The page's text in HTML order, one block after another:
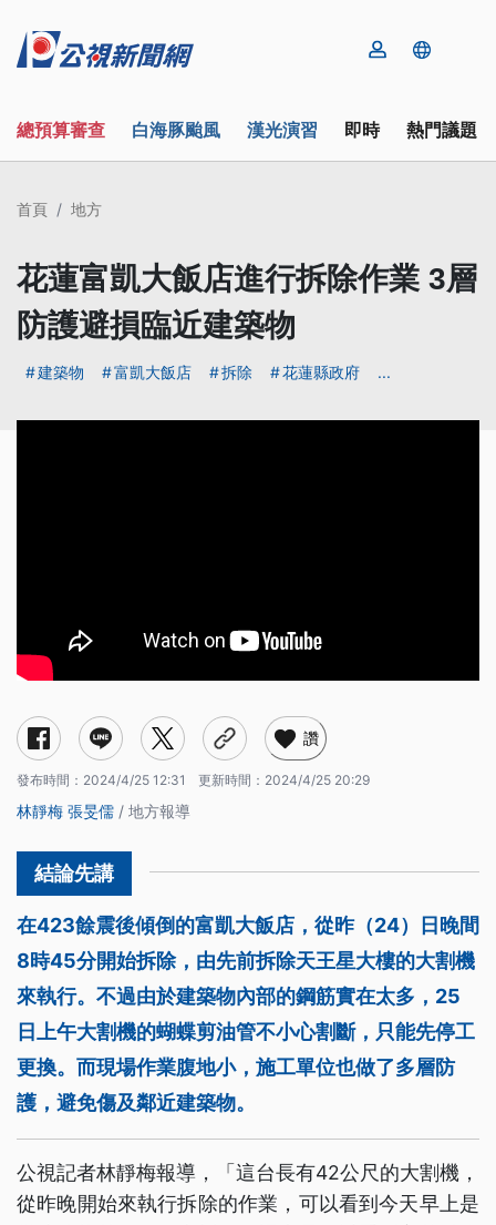
總預算審查 白海豚颱風 漢光演習 即時 熱門議題
首頁 地方
花蓮富凱大飯店進行拆除作業 3層
防護避損臨近建築物
建築物 富凱大飯店 拆除 花蓮縣政府 ...
讚
發布時間： 2024/4/25 12:31 更新時間： 2024/4/25 20:29
林靜梅 張旻儒 / 地方報導
在423餘震後傾倒的富凱大飯店，從昨（24）日晚間
8時45分開始拆除，由先前拆除天王星大樓的大割機
來執行。不過由於建築物內部的鋼筋實在太多，25
日上午大割機的蝴蝶剪油管不小心割斷，只能先停工
更換。而現場作業腹地小，施工單位也做了多層防
護，避免傷及鄰近建築物。
公視記者林靜梅報導，「這台長有42公尺的大割機，
從昨晚開始來執行拆除的作業，可以看到今天早上是